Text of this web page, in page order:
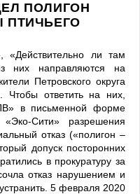
ПОЛИГОН
ПТИЧЬЕГО
«Действительно ли там
них направляются на
Петровского округа
Чтобы ответить на них,
в письменной форме
Сити» разрешения
отказ («полигон –
допуск посторонних
в прокуратуру за
отказ нарушением и
5 февраля 2020